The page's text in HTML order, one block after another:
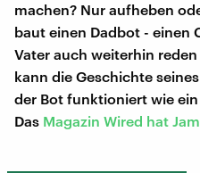
machen? Nur aufheben
baut einen Dadbot - einen
Vater auch weiterhin
kann die Geschichte
der Bot funktioniert wie
Das Magazin Wired hat